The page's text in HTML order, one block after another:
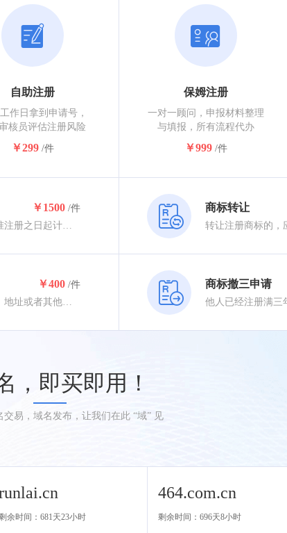
自助注册
作日拿到申请号，
核员评估注册风险
￥299 /件
保姆注册
一对一顾问，申报材料整理
与填报，所有流程代办
￥999 /件
￥1500 /件
注册商标的有效期为十年，自核准注册之日起计算。注册商标有效期满，需要继续使用的应申请商标续展，商标到期前12个月内应办理续展，约2-3个月核准完成。
商标转让
￥400 /件
注册商标需要变更注册人的名义、地址或者其他注册事项的，应当提出变更申请。变更商标注册人名义或地址的，商标注册人应将其全部注册商标一并变更，约3-5个月核准完成。
商标撤三申请
，即买即用！
交易，域名发布，让我们在此 “域” 见
余时间：681天23小时
464.com.cn
剩余时间：696天8小时